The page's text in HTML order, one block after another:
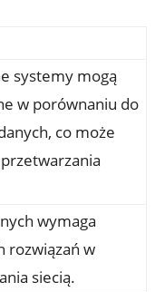
systemy mogą
w ⁢porównaniu do
co ⁣może
przetwarzania⁣
wymaga
rozwiązań w​
siecią.